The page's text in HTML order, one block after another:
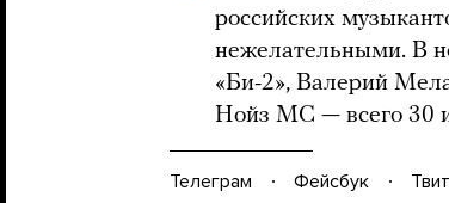
российских
нежелательными. В
«Би-2», Валерий
Нойз МС — всего 30
Телеграм Фейсбук